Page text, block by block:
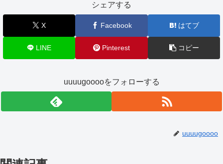
シェアする
X Facebook はてブ
LINE Pinterest コピー
uuuugooooをフォローする
uuuugoooo